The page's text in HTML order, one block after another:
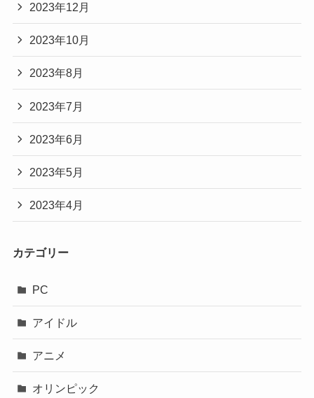
2023年12月
2023年10月
2023年8月
2023年7月
2023年6月
2023年5月
2023年4月
カテゴリー
PC
アイドル
アニメ
オリンピック